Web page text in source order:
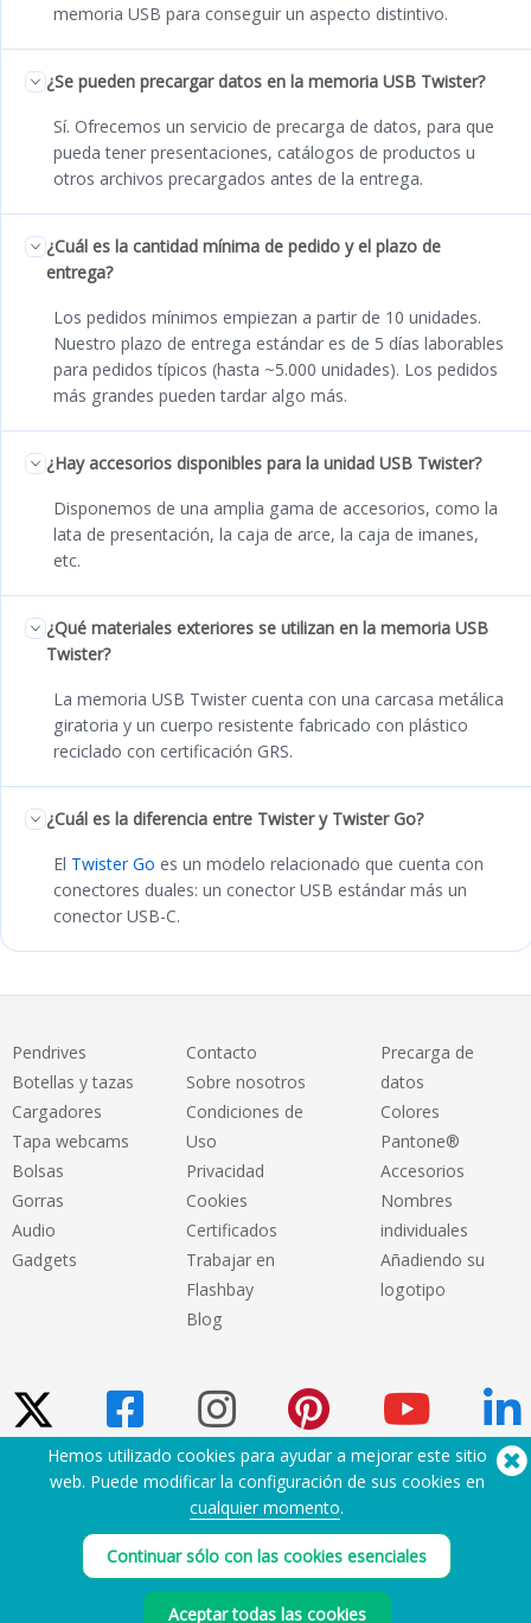
memoria USB para conseguir un aspecto distintivo.
¿Se pueden precargar datos en la memoria USB Twister?
Sí. Ofrecemos un servicio de precarga de datos, para que
pueda tener presentaciones, catálogos de productos u
otros archivos precargados antes de la entrega.
¿Cuál es la cantidad mínima de pedido y el plazo de
entrega?
Los pedidos mínimos empiezan a partir de 10 unidades.
Nuestro plazo de entrega estándar es de 5 días laborables
para pedidos típicos (hasta ~5.000 unidades). Los pedidos
más grandes pueden tardar algo más.
¿Hay accesorios disponibles para la unidad USB Twister?
Disponemos de una amplia gama de accesorios, como la
lata de presentación, la caja de arce, la caja de imanes,
etc.
¿Qué materiales exteriores se utilizan en la memoria USB
Twister?
La memoria USB Twister cuenta con una carcasa metálica
giratoria y un cuerpo resistente fabricado con plástico
reciclado con certificación GRS.
¿Cuál es la diferencia entre Twister y Twister Go?
El Twister Go es un modelo relacionado que cuenta con
conectores duales: un conector USB estándar más un
conector USB-C.
Pendrives
Botellas y tazas
Cargadores
Tapa webcams
Bolsas
Gorras
Audio
Gadgets
Contacto
Sobre nosotros
Condiciones de
Uso
Privacidad
Cookies
Certificados
Trabajar en
Flashbay
Blog
Precarga de
datos
Colores
Pantone®
Accesorios
Nombres
individuales
Añadiendo su
logotipo
¿Necesita ayuda? Tlf:(650) 938-3500 (US)
Copyright © 2026 Flashbay
Hemos utilizado cookies para ayudar a mejorar este sitio
web. Puede modificar la configuración de sus cookies en
cualquier momento.
Continuar sólo con las cookies esenciales
Aceptar todas las cookies